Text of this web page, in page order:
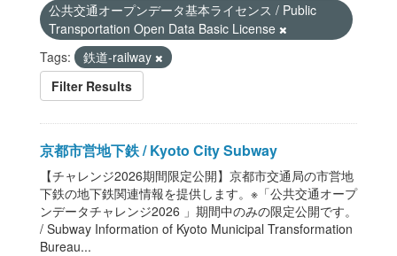
公共交通オープンデータ基本ライセンス / Public
Transportation Open Data Basic License
Tags:
鉄道-railway
Filter Results
京都市営地下鉄 / Kyoto City Subway
【チャレンジ2026期間限定公開】京都市交通局の市営地
下鉄の地下鉄関連情報を提供します。※「公共交通オープ
ンデータチャレンジ2026 」期間中のみの限定公開です。
/ Subway Information of Kyoto Municipal Transformation
Bureau...